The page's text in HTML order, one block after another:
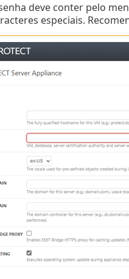
deve conter pelo
especiais.